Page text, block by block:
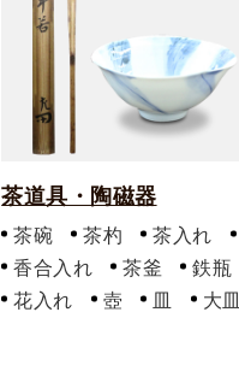
茶道具・陶磁器
茶碗 茶杓 茶入れ
香合入れ
茶釜 鉄瓶
花入れ
壺 皿 大皿